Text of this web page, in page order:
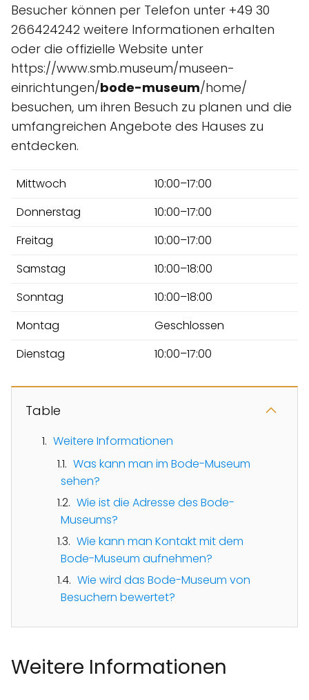
Besucher können per Telefon unter +49 30
266424242 weitere Informationen erhalten
oder die offizielle Website unter
https://www.smb.museum/museen-
einrichtungen/bode-museum/home/
besuchen, um ihren Besuch zu planen und die
umfangreichen Angebote des Hauses zu
entdecken.
Mittwoch
10:00–17:00
Donnerstag
10:00–17:00
Freitag
10:00–17:00
Samstag
10:00–18:00
Sonntag
10:00–18:00
Montag
Geschlossen
Dienstag
10:00–17:00
Table
Weitere Informationen
Was kann man im Bode-Museum
sehen?
Wie ist die Adresse des Bode-
Museums?
Wie kann man Kontakt mit dem
Bode-Museum aufnehmen?
Wie wird das Bode-Museum von
Besuchern bewertet?
Weitere Informationen